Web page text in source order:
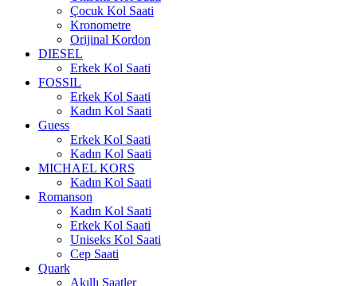
Çocuk Kol Saati
Kronometre
Orijinal Kordon
DIESEL
Erkek Kol Saati
FOSSIL
Erkek Kol Saati
Kadın Kol Saati
Guess
Erkek Kol Saati
Kadın Kol Saati
MICHAEL KORS
Kadın Kol Saati
Romanson
Kadın Kol Saati
Erkek Kol Saati
Uniseks Kol Saati
Cep Saati
Quark
Akıllı Saatler